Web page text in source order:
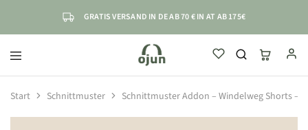
GRATIS VERSAND IN DE AB 70 € IN AT AB 175€
ojun
einfach
selbstständig
Start Schnittmuster Schnittmuster Addon – Windelweg Shorts –